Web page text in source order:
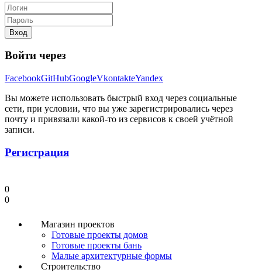
Вход
Войти через
FacebookGitHubGoogleVkontakteYandex
Вы можете использовать быстрый вход через социальные
сети, при условии, что вы уже зарегистрировались через
почту и привязали какой-то из сервисов к своей учётной
записи.
Регистрация
0
0
Магазин проектов
Готовые проекты домов
Готовые проекты бань
Малые архитектурные формы
Строительство